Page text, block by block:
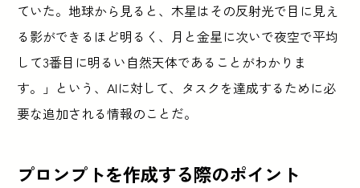
ていた。地球から見ると、木星はその反射光で目に見え
る影ができるほど明るく、月と金星に次いで夜空で平均
して3番目に明るい自然天体であることがわかりま
す。」という、AIに対して、タスクを達成するために必
要な追加される情報のことだ。
プロンプトを作成する際のポイント